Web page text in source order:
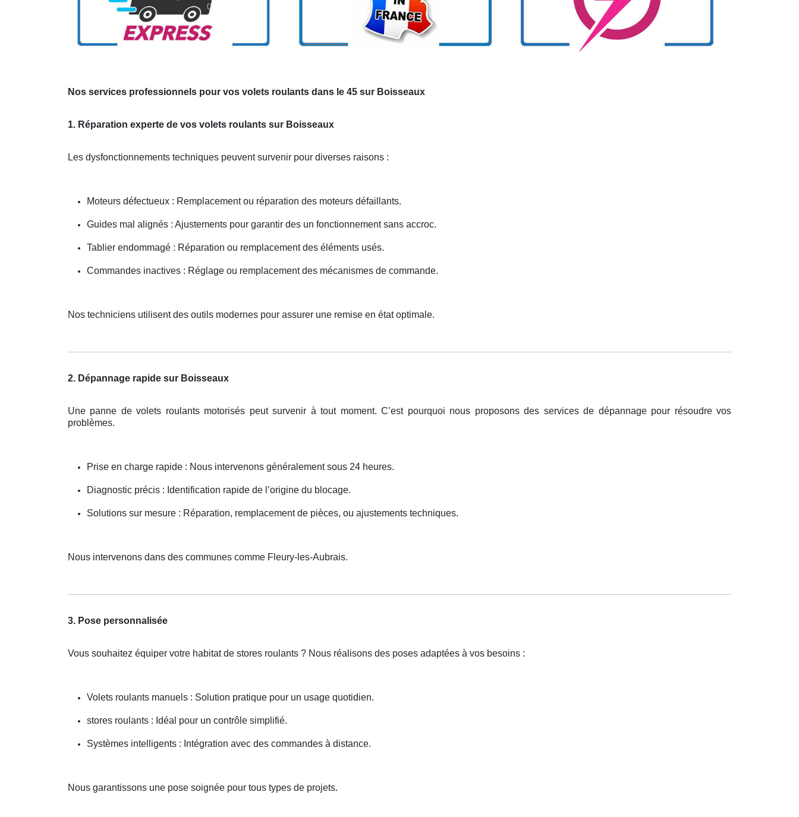
Nos services professionnels pour vos volets roulants dans le 45 sur Boisseaux
1. Réparation experte de vos volets roulants sur Boisseaux
Les dysfonctionnements techniques peuvent survenir pour diverses raisons :
Moteurs défectueux : Remplacement ou réparation des moteurs défaillants.
Guides mal alignés : Ajustements pour garantir des un fonctionnement sans accroc.
Tablier endommagé : Réparation ou remplacement des éléments usés.
Commandes inactives : Réglage ou remplacement des mécanismes de commande.
Nos techniciens utilisent des outils modernes pour assurer une remise en état optimale.
2. Dépannage rapide sur Boisseaux
Une panne de volets roulants motorisés peut survenir à tout moment. C’est pourquoi nous proposons des services de dépannage pour résoudre vos
problèmes.
Prise en charge rapide : Nous intervenons généralement sous 24 heures.
Diagnostic précis : Identification rapide de l’origine du blocage.
Solutions sur mesure : Réparation, remplacement de pièces, ou ajustements techniques.
Nous intervenons dans des communes comme Fleury-les-Aubrais.
3. Pose personnalisée
Vous souhaitez équiper votre habitat de stores roulants ? Nous réalisons des poses adaptées à vos besoins :
Volets roulants manuels : Solution pratique pour un usage quotidien.
stores roulants : Idéal pour un contrôle simplifié.
Systèmes intelligents : Intégration avec des commandes à distance.
Nous garantissons une pose soignée pour tous types de projets.